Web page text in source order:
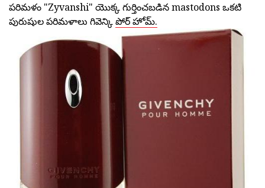
పరిమళం "Zyvanshi" యొక్క గుర్తించబడిన mastodons ఒకటి
పురుషుల పరిమళాలు గివెన్కిపోర్ హోమ్.